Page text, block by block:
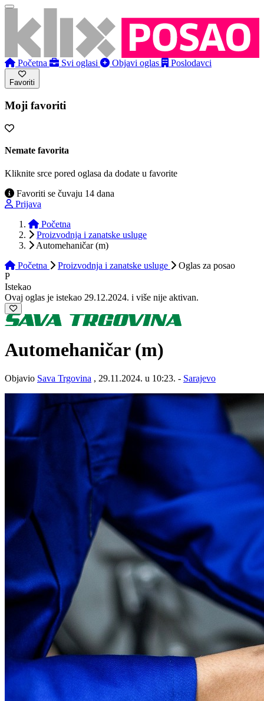
Početna Svi oglasi Objavi oglas Poslodavci
Favoriti
Moji favoriti
Nemate favorita
Kliknite srce pored oglasa da dodate u favorite
Favoriti se čuvaju 14 dana
Prijava
Početna
Proizvodnja i zanatske usluge
Automehaničar (m)
Početna
Proizvodnja i zanatske usluge Oglas za posao
P
Istekao
Ovaj oglas je istekao 29.12.2024. i više nije aktivan.
Automehaničar (m)
Objavio Sava Trgovina , 29.11.2024. u 10:23. - Sarajevo